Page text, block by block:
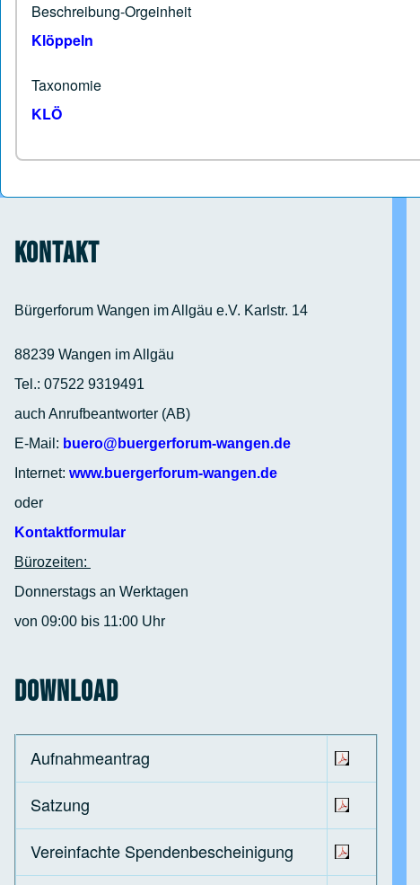
Beschreibung-Orgeinheit
Klöppeln
Taxonomie
KLÖ
Kontakt
Bürgerforum Wangen im Allgäu e.V. Karlstr. 14
88239 Wangen im Allgäu
Tel.: 07522 9319491
auch Anrufbeantworter (AB)
E-Mail: buero@buergerforum-wangen.de
Internet: www.buergerforum-wangen.de
oder
Kontaktformular
Bürozeiten:
Donnerstags an Werktagen
von 09:00 bis 11:00 Uhr
Download
Aufnahmeantrag
Satzung
Vereinfachte Spendenbescheinigung